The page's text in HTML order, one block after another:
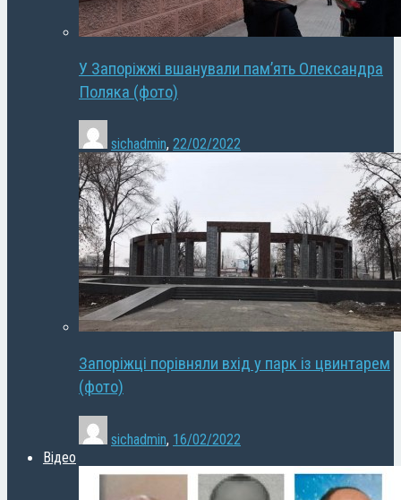
У Запоріжжі вшанували пам’ять Олександра
Поляка (фото)
sichadmin, 22/02/2022
Запоріжці порівняли вхід у парк із цвинтарем
(фото)
sichadmin, 16/02/2022
Відео